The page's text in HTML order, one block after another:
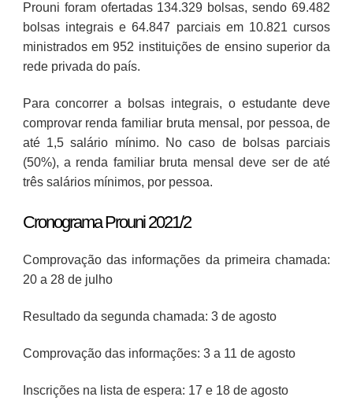
Prouni foram ofertadas 134.329 bolsas, sendo 69.482
bolsas integrais e 64.847 parciais em 10.821 cursos
ministrados em 952 instituições de ensino superior da
rede privada do país.
Para concorrer a bolsas integrais, o estudante deve
comprovar renda familiar bruta mensal, por pessoa, de
até 1,5 salário mínimo. No caso de bolsas parciais
(50%), a renda familiar bruta mensal deve ser de até
três salários mínimos, por pessoa.
Cronograma Prouni 2021/2
Comprovação das informações da primeira chamada:
20 a 28 de julho
Resultado da segunda chamada: 3 de agosto
Comprovação das informações: 3 a 11 de agosto
Inscrições na lista de espera: 17 e 18 de agosto